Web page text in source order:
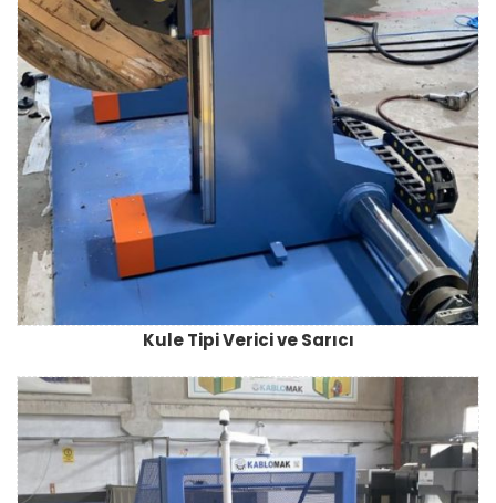
Kule Tipi Verici ve Sarıcı